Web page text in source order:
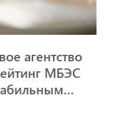
агентство
МБЭС